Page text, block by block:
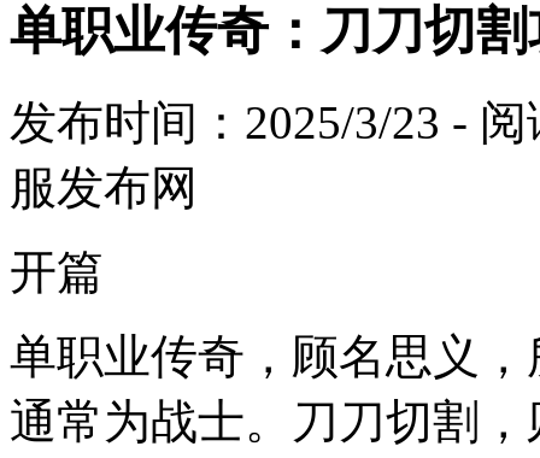
单职业传奇：刀刀切
发布时间：2025/3/23 -
服发布网
开篇
单职业传奇，顾名思义
通常为战士。刀刀切割